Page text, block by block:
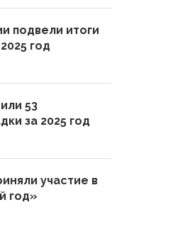
подвели итоги
год
53
за 2025 год
участие в
год»